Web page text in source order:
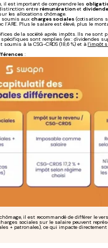
il est important de comprendre les
entre rémunérationet
les allocations chômage.
soumis aux charges sociales(cotisations
Plus le salaire est élevé, plus le
de la société après impôts. Ils ne sont
sont remplies (ex : dividendes
à la CSG-CRDS (18,6 %) et à l’impôt
:
il est recommandé de différer le
sociales sur le salaire peuvent
+ patronales), ce qui impacte